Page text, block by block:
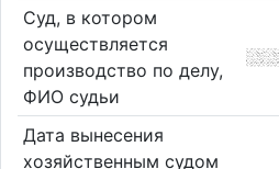
Суд, в котором
осуществляется
производство по делу,
ФИО судьи
Дата вынесения
хозяйственным судом